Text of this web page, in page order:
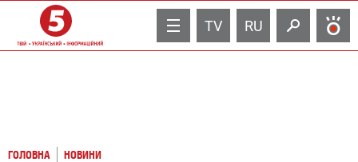
TV RU
ГОЛОВНА НОВИНИ